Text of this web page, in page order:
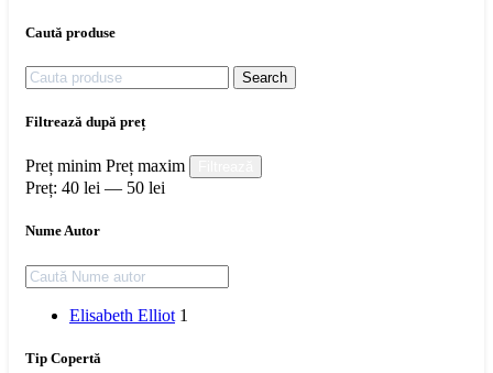
Caută produse
Search
Filtrează după preț
Preț minim Preț maxim
Preț: 40 lei — 50 lei
Nume Autor
Elisabeth Elliot 1
Tip Copertă